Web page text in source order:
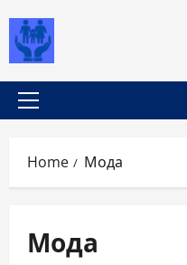
content
Primary
Home Мода
Мода